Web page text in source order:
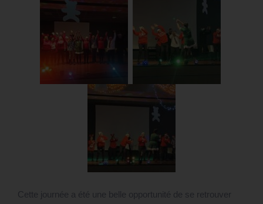
Cette journée a été une belle opportunité de se retrouver